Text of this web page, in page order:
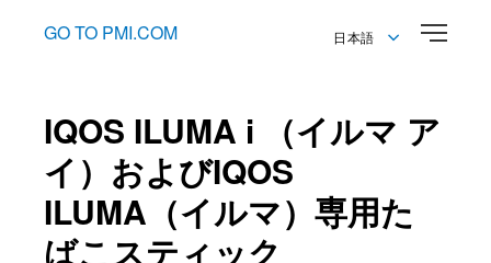
GO TO PMI.COM
日本語
IQOS ILUMA i （イルマ ア
イ）およびIQOS
ILUMA（イルマ）専用た
ばこスティック